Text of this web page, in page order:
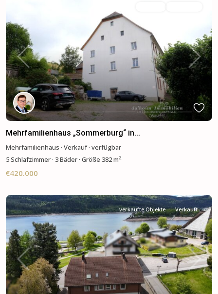
Previous Next
Mehrfamilienhaus „Sommerburg“ in...
Mehrfamilienhaus · Verkauf· verfügbar
5Schlafzimmer· 3 Bäder· Größe 382 m2
€420.000
Previous Next
verkaufte Objekte Verkauft